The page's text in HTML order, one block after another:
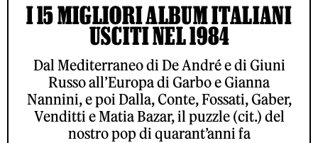
I 15 MIGLIORI ALBUM ITALIANI
USCITI NEL 1984
Dal Mediterraneo di De André e di Giuni
Russo all’Europa di Garbo e Gianna
Nannini, e poi Dalla, Conte, Fossati, Gaber,
Venditti e Matia Bazar, il puzzle (cit.) del
nostro pop di quarant’anni fa